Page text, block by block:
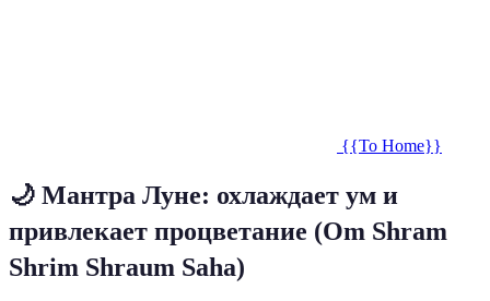
{{To Home}}
🌙 Мантра Луне: охлаждает ум и
привлекает процветание (Om Shram
Shrim Shraum Saha)